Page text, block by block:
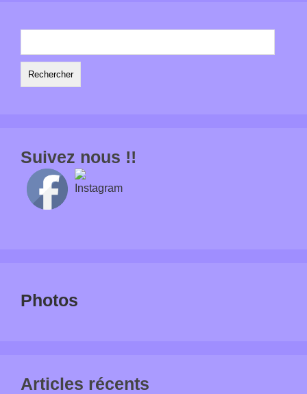
Suivez nous !!
Photos
Articles récents